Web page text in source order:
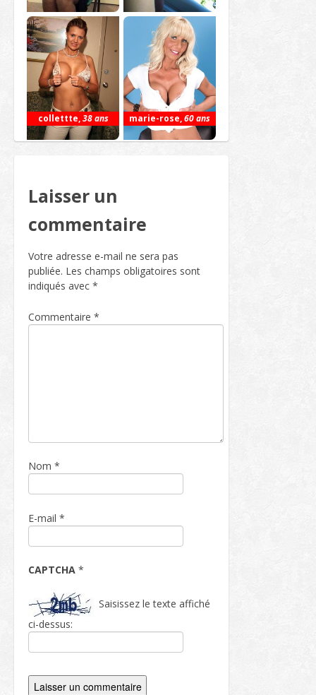
collettte,38 ans marie-rose,60 ans
Laisser un
commentaire
Votre adresse e-mail ne sera pas
publiée. Les champs obligatoires sont
indiqués avec *
Commentaire *
Nom *
E-mail *
CAPTCHA *
Saisissez le texte affiché
ci-dessus: